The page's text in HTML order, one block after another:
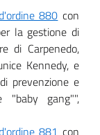
880 con
la gestione di
di Carpenedo,
Kennedy, e
prevenzione e
"baby gang"",
881 con